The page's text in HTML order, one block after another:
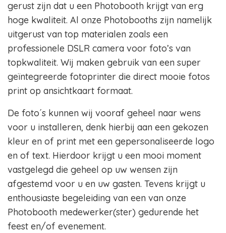
gerust zijn dat u een Photobooth krijgt van erg
hoge kwaliteit. Al onze Photobooths zijn namelijk
uitgerust van top materialen zoals een
professionele DSLR camera voor foto’s van
topkwaliteit. Wij maken gebruik van een super
geïntegreerde fotoprinter die direct mooie fotos
print op ansichtkaart formaat.
De foto´s kunnen wij vooraf geheel naar wens
voor u installeren, denk hierbij aan een gekozen
kleur en of print met een gepersonaliseerde logo
en of text. Hierdoor krijgt u een mooi moment
vastgelegd die geheel op uw wensen zijn
afgestemd voor u en uw gasten. Tevens krijgt u
enthousiaste begeleiding van een van onze
Photobooth medewerker(ster) gedurende het
feest en/of evenement.